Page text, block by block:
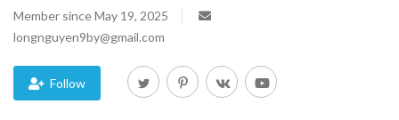
Fashion
Sitemap
Member since May 19, 2025
longnguyen9by@gmail.com
Follow